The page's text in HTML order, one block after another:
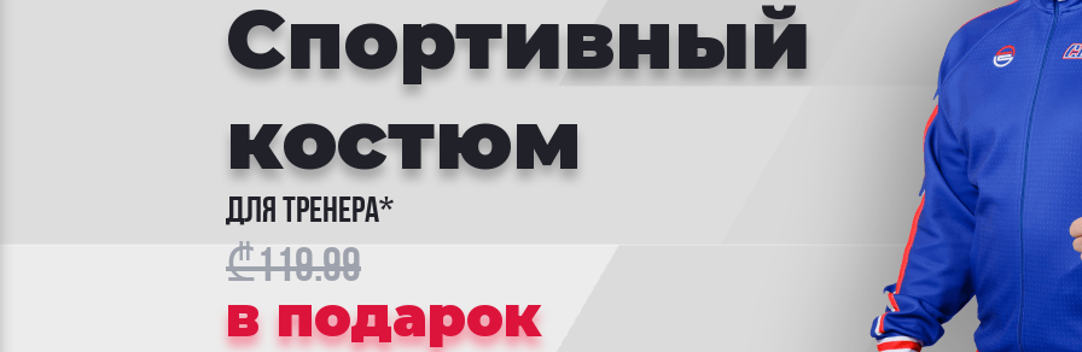
Спортивный
костюм
для тренера*
₾119.99
в подарок